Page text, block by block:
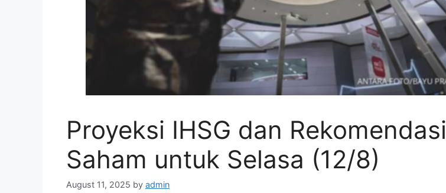
Proyeksi IHSG dan Rekomendasi
Saham untuk Selasa (12/8)
August 11, 2025 by admin